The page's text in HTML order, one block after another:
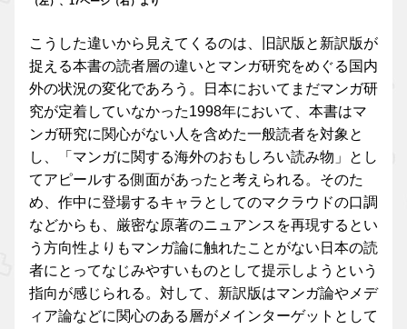
こうした違いから見えてくるのは、旧訳版と新訳版が
捉える本書の読者層の違いとマンガ研究をめぐる国内
外の状況の変化であろう。日本においてまだマンガ研
究が定着していなかった1998年において、本書はマ
ンガ研究に関心がない人を含めた一般読者を対象と
し、「マンガに関する海外のおもしろい読み物」とし
てアピールする側面があったと考えられる。そのた
め、作中に登場するキャラとしてのマクラウドの口調
などからも、厳密な原著のニュアンスを再現するとい
う方向性よりもマンガ論に触れたことがない日本の読
者にとってなじみやすいものとして提示しようという
指向が感じられる。対して、新訳版はマンガ論やメデ
ィア論などに関心のある層がメインターゲットとして